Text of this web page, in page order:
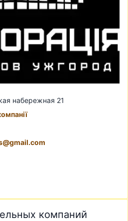
набережная 21
компаний